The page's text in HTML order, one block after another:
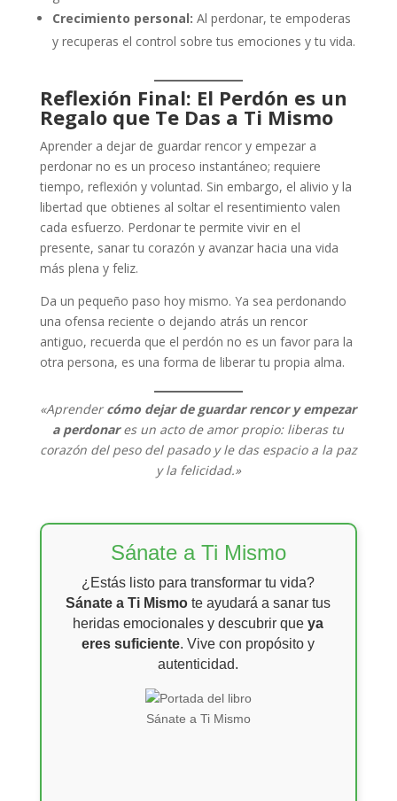
Crecimiento personal: Al perdonar, te empoderas
y recuperas el control sobre tus emociones y tu vida.
Reflexión Final: El Perdón es un
Regalo que Te Das a Ti Mismo
Aprender a dejar de guardar rencor y empezar a
perdonar no es un proceso instantáneo; requiere
tiempo, reflexión y voluntad. Sin embargo, el alivio y la
libertad que obtienes al soltar el resentimiento valen
cada esfuerzo. Perdonar te permite vivir en el
presente, sanar tu corazón y avanzar hacia una vida
más plena y feliz.
Da un pequeño paso hoy mismo. Ya sea perdonando
una ofensa reciente o dejando atrás un rencor
antiguo, recuerda que el perdón no es un favor para la
otra persona, es una forma de liberar tu propia alma.
«Aprendercómo dejar de guardar rencor y empezar
a perdonares un acto de amor propio: liberas tu
corazón del peso del pasado y le das espacio a la paz
y la felicidad.»
Sánate a Ti Mismo
¿Estás listo para transformar tu vida?
Sánate a Ti Mismo te ayudará a sanar tus
heridas emocionales y descubrir queya
eres suficiente. Vive con propósito y
autenticidad.